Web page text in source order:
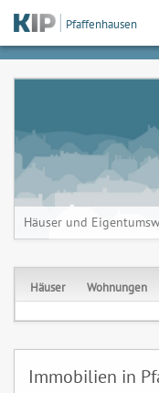
Pfaffenhausen
Häuser und
Häuser Wohnungen
Immobilien in